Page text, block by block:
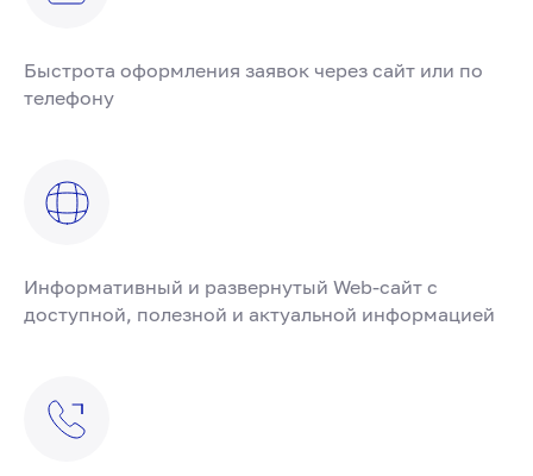
Быстрота оформления заявок через сайт или по
телефону
Информативный и развернутый Web-сайт с
доступной, полезной и актуальной информацией